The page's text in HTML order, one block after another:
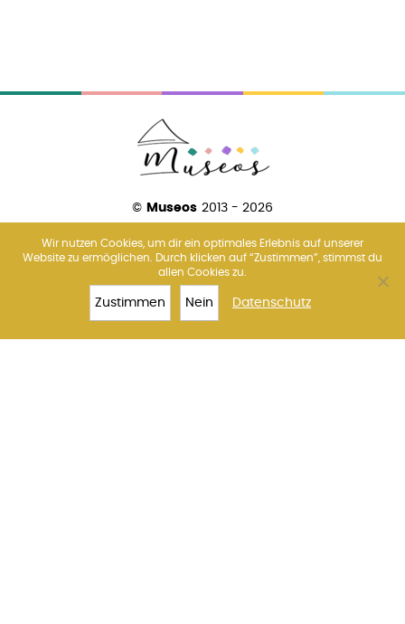
KOLOSSEUM
© Museos 2013 - 2026
Amsterdam Barcelona
Florenz
Madrid
Paris Rom Venedig
Wir nutzen Cookies, um dir ein optimales Erlebnis auf unserer
Website zu ermöglichen. Durch klicken auf “Zustimmen”, stimmst du
allen Cookies zu.
Zustimmen Nein Datenschutz